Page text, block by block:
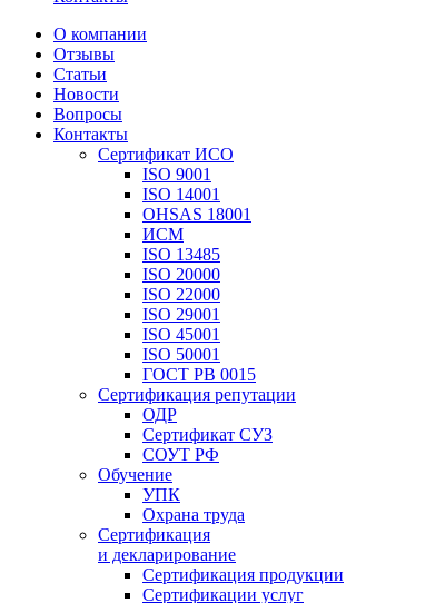
О компании
Отзывы
Статьи
Новости
Вопросы
Контакты
Сертификат ИСО
ISO 9001
ISO 14001
OHSAS 18001
ИСМ
ISO 13485
ISO 20000
ISO 22000
ISO 29001
ISO 45001
ISO 50001
ГОСТ РВ 0015
Сертификация репутации
ОДР
Сертификат СУЗ
СОУТ РФ
Обучение
УПК
Охрана труда
Сертификация
и декларирование
Сертификация продукции
Сертификации услуг